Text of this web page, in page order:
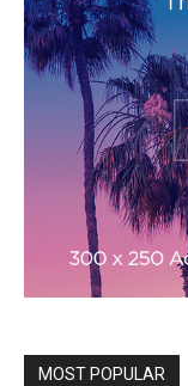
MOST POPULAR